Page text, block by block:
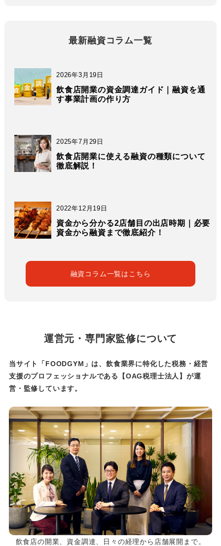
最新融資コラム一覧
2026年3月19日
飲食店開業の資金調達ガイド｜融資を通
す事業計画の作り方
2025年7月29日
飲食店開業に使える融資の種類について
徹底解説！
2022年12月19日
資金から分かる2店舗目の出店時期｜必要
資金から融資まで徹底紹介！
融資コラム一覧はこちら
運営元・専門家監修について
当サイト「FOODGYM」は、飲食業界に特化した税務・経営
支援のプロフェッショナルである
【OAG税理士法人】が運
営・監修しています。
飲食店の開業、資金調達、日々の経理から店舗展開まで。